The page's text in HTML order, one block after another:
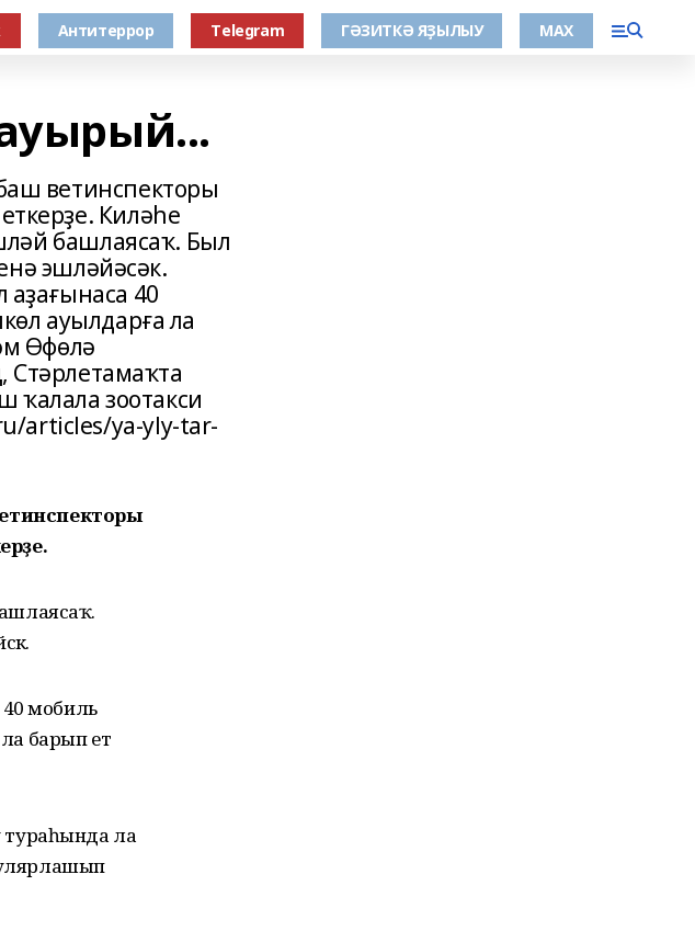
Антитеррор Тelegram ГӘЗИТКӘ ЯҘЫЛЫУ МАХ
ветинспекторы
Киләһе
башлаясаҡ. Был
эшләйәсәк.
40
ауылдарға ла
Өфөлә
Стәрлетамаҡта
ҡалала зоотакси
articles/ya-yly-tar-
40 мобиль
барып етә
тураһында ла